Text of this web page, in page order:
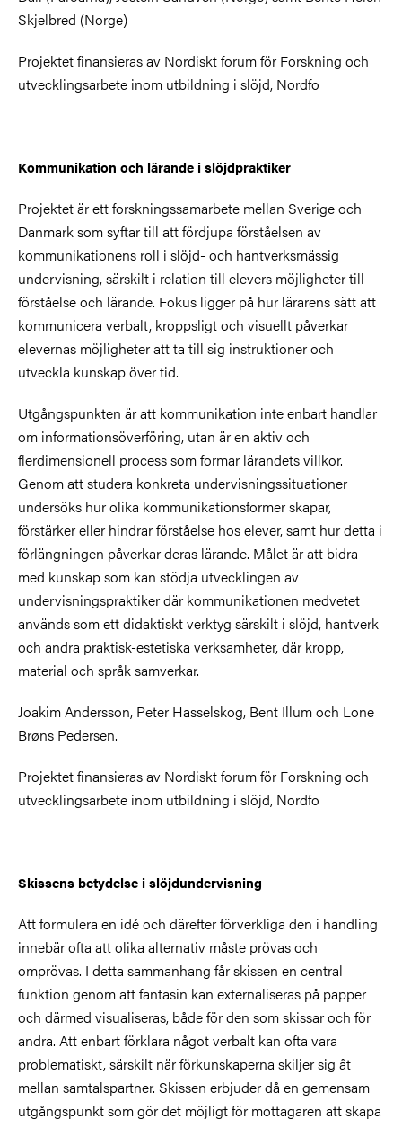
Skjelbred (Norge)
Projektet finansieras av Nordiskt forum för Forskning och
utvecklingsarbete inom utbildning i slöjd, Nordfo
Kommunikation och lärande i slöjdpraktiker
Projektet är ett forskningssamarbete mellan Sverige och
Danmark som syftar till att fördjupa förståelsen av
kommunikationens roll i slöjd- och hantverksmässig
undervisning, särskilt i relation till elevers möjligheter till
förståelse och lärande. Fokus ligger på hur lärarens sätt att
kommunicera verbalt, kroppsligt och visuellt påverkar
elevernas möjligheter att ta till sig instruktioner och
utveckla kunskap över tid.
Utgångspunkten är att kommunikation inte enbart handlar
om informationsöverföring, utan är en aktiv och
flerdimensionell process som formar lärandets villkor.
Genom att studera konkreta undervisningssituationer
undersöks hur olika kommunikationsformer skapar,
förstärker eller hindrar förståelse hos elever, samt hur detta i
förlängningen påverkar deras lärande. Målet är att bidra
med kunskap som kan stödja utvecklingen av
undervisningspraktiker där kommunikationen medvetet
används som ett didaktiskt verktyg särskilt i slöjd, hantverk
och andra praktisk-estetiska verksamheter, där kropp,
material och språk samverkar.
Joakim Andersson, Peter Hasselskog, Bent Illum och Lone
Brøns Pedersen.
Projektet finansieras av Nordiskt forum för Forskning och
utvecklingsarbete inom utbildning i slöjd, Nordfo
Skissens betydelse i slöjdundervisning
Att formulera en idé och därefter förverkliga den i handling
innebär ofta att olika alternativ måste prövas och
omprövas. I detta sammanhang får skissen en central
funktion genom att fantasin kan externaliseras på papper
och därmed visualiseras, både för den som skissar och för
andra. Att enbart förklara något verbalt kan ofta vara
problematiskt, särskilt när förkunskaperna skiljer sig åt
mellan samtalspartner. Skissen erbjuder då en gemensam
utgångspunkt som gör det möjligt för mottagaren att skapa